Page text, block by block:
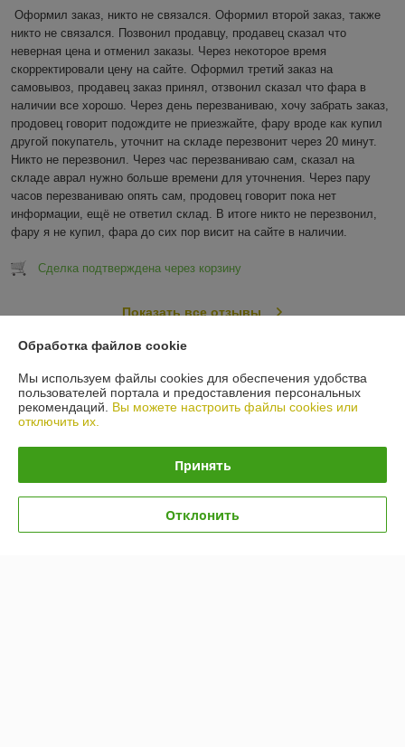
Оформил заказ, никто не связался. Оформил второй заказ, также
никто не связался. Позвонил продавцу, продавец сказал что
неверная цена и отменил заказы. Через некоторое время
скорректировали цену на сайте. Оформил третий заказ на
самовывоз, продавец заказ принял, отзвонил сказал что фара в
наличии все хорошо. Через день перезваниваю, хочу забрать заказ,
продовец говорит подождите не приезжайте, фару вроде как купил
другой покупатель, уточнит на складе перезвонит через 20 минут.
Никто не перезвонил. Через час перезваниваю сам, сказал на
складе аврал нужно больше времени для уточнения. Через пару
часов перезваниваю опять сам, продовец говорит пока нет
информации, ещё не ответил склад. В итоге никто не перезвонил,
фару я не купил, фара до сих пор висит на сайте в наличии.
Сделка подтверждена через корзину
Показать все отзывы
О нас
Контакты
График работы
Обработка файлов cookie
Мы используем файлы cookies для обеспечения удобства
пользователей портала и предоставления персональных
рекомендаций. Вы можете настроить файлы cookies или
отключить их.
Принять
Отклонить